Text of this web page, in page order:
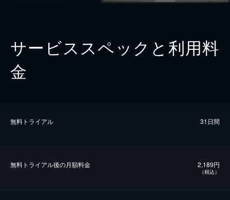
サービススペックと利用料
金
無料トライアル 31日間
無料トライアル後の⽉額料金 2,189円
（税込）